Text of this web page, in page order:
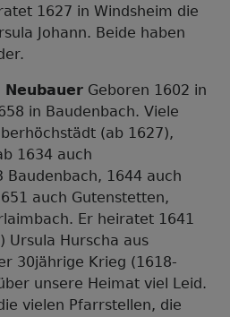
1627 in Windsheim die
Johann. Beide haben
Neubauer Geboren 1602 in
in Baudenbach. Viele
(ab 1627),
1634 auch
Baudenbach, 1644 auch
auch Gutenstetten,
Er heiratet 1641
Ursula Hurscha aus
30jährige Krieg (1618-
unsere Heimat viel Leid.
vielen Pfarrstellen, die